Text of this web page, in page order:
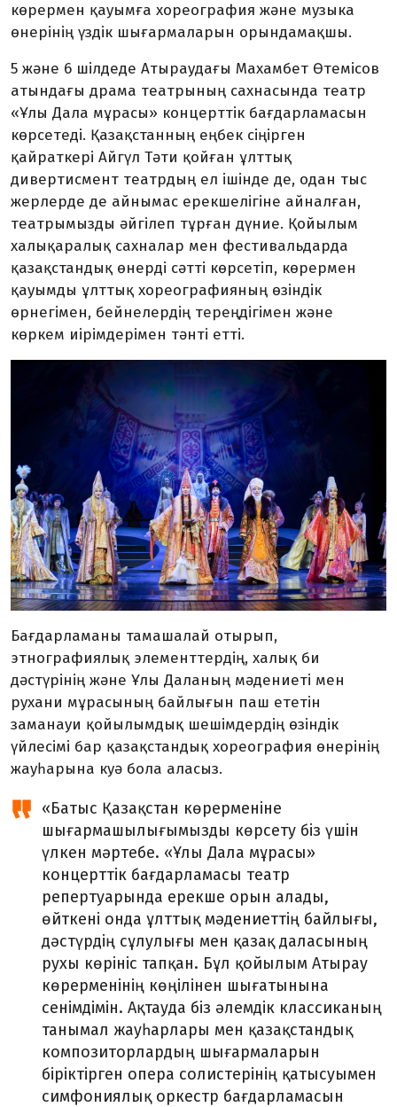
көрермен қауымға хореография және музыка
өнерінің үздік шығармаларын орындамақшы.
5 және 6 шілдеде Атыраудағы Махамбет Өтемісов
атындағы драма театрының сахнасында театр
«Ұлы Дала мұрасы» концерттік бағдарламасын
көрсетеді. Қазақстанның еңбек сіңірген
қайраткері Айгүл Тәти қойған ұлттық
дивертисмент театрдың ел ішінде де, одан тыс
жерлерде де айнымас ерекшелігіне айналған,
театрымызды әйгілеп тұрған дүние. Қойылым
халықаралық сахналар мен фестивальдарда
қазақстандық өнерді сәтті көрсетіп, көрермен
қауымды ұлттық хореографияның өзіндік
өрнегімен, бейнелердің тереңдігімен және
көркем иірімдерімен тәнті етті.
Бағдарламаны тамашалай отырып,
этнографиялық элементтердің, халық би
дәстүрінің және Ұлы Даланың мәдениеті мен
рухани мұрасының байлығын паш ететін
заманауи қойылымдық шешімдердің өзіндік
үйлесімі бар қазақстандық хореография өнерінің
жауһарына куә бола аласыз.
«Батыс Қазақстан көрерменіне
шығармашылығымызды көрсету біз үшін
үлкен мәртебе. «Ұлы Дала мұрасы»
концерттік бағдарламасы театр
репертуарында ерекше орын алады,
өйткені онда ұлттық мәдениеттің байлығы,
дәстүрдің сұлулығы мен қазақ даласының
рухы көрініс тапқан. Бұл қойылым Атырау
көрерменінің көңілінен шығатынына
сенімдімін. Ақтауда біз әлемдік классиканың
танымал жауһарлары мен қазақстандық
композиторлардың шығармаларын
біріктірген опера солистерінің қатысуымен
симфониялық оркестр бағдарламасын